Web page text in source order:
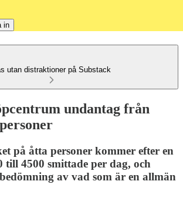
in
utan distraktioner på Substack
undantag från
på åtta personer kommer efter en
4500 smittade per dag, och
av vad som är en allmän